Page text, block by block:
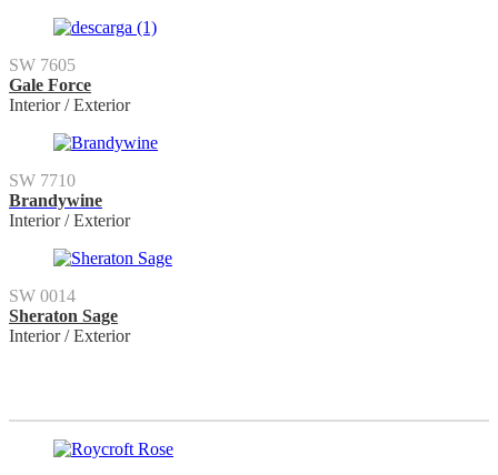
SW 7605
Gale Force
Interior / Exterior
SW 7710
Brandywine
Interior / Exterior
SW 0014
Sheraton Sage
Interior / Exterior